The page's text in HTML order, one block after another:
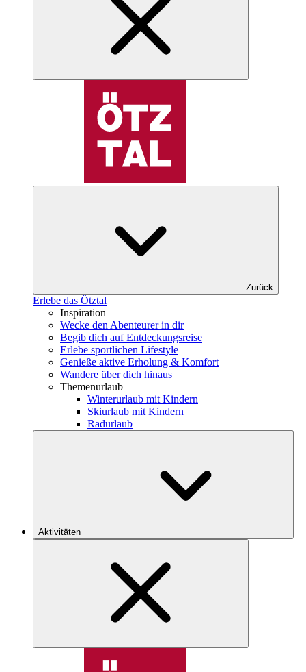
Zurück
Erlebe das Ötztal
Inspiration
Wecke den Abenteurer in dir
Begib dich auf Entdeckungsreise
Erlebe sportlichen Lifestyle
Genieße aktive Erholung & Komfort
Wandere über dich hinaus
Themenurlaub
Winterurlaub mit Kindern
Skiurlaub mit Kindern
Radurlaub
Aktivitäten